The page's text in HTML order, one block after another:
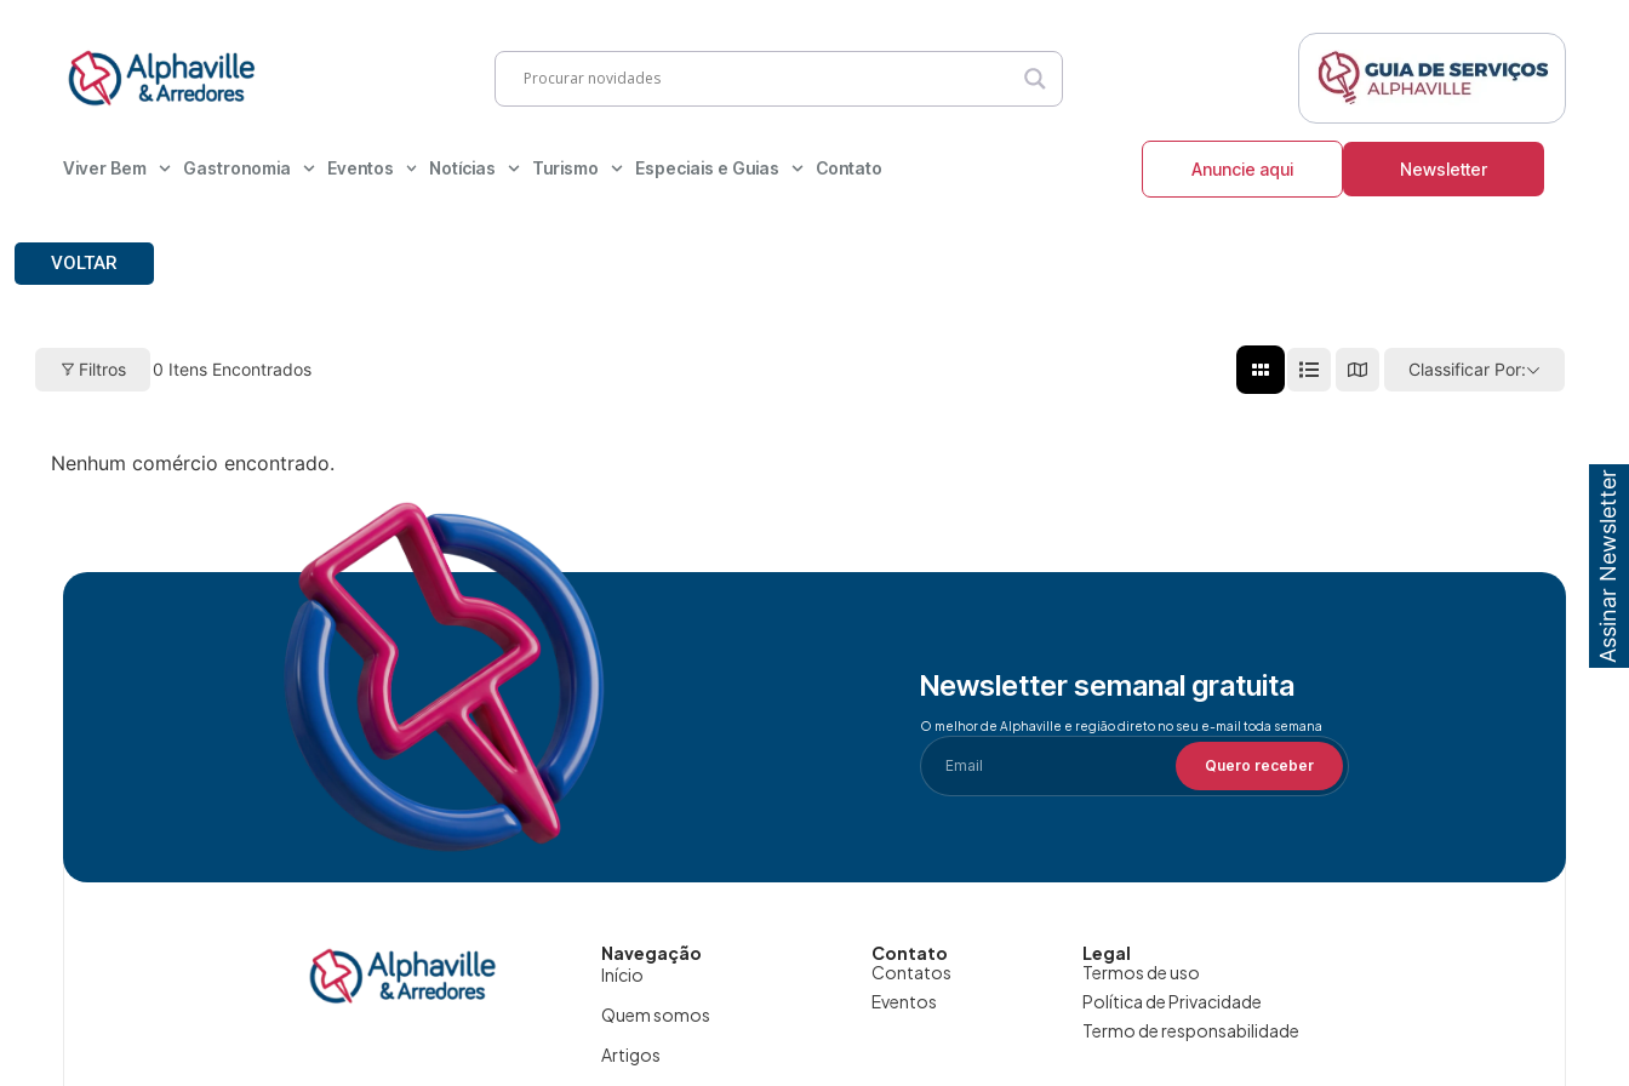
Viver Bem Gastronomia Eventos Notícias Turismo Especiais e Guias Contato Anuncie aqui Newsletter
VOLTAR
Filtros 0 Itens Encontrados Classificar Por:
Nenhum comércio encontrado.
Newsletter semanal gratuita
O melhor de Alphaville e região direto no seu e-mail toda semana
Quero receber
Navegação
Início
Quem somos
Artigos
Contato
Contatos
Eventos
Legal
Termos de uso
Política de Privacidade
Termo de responsabilidade
Assinar Newsletter